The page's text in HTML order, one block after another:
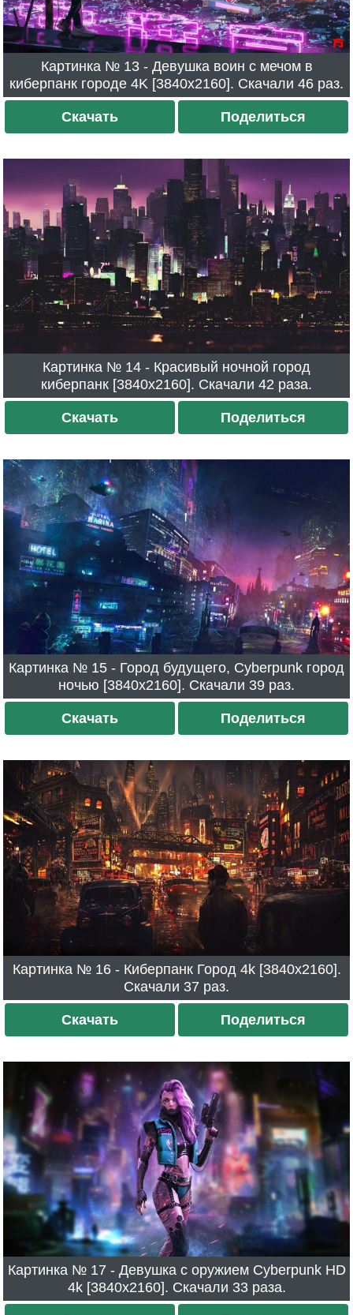
Картинка № 13 - Девушка воин с мечом в
киберпанк городе 4K [3840x2160]. Скачали 46 раз.
Скачать Поделиться
Картинка № 14 - Красивый ночной город
киберпанк [3840x2160]. Скачали 42 раза.
Скачать Поделиться
Картинка № 15 - Город будущего, Cyberpunk город
ночью [3840x2160]. Скачали 39 раз.
Скачать Поделиться
Картинка № 16 - Киберпанк Город 4k [3840x2160].
Скачали 37 раз.
Скачать Поделиться
Картинка № 17 - Девушка с оружием Cyberpunk HD
4k [3840x2160]. Скачали 33 раза.